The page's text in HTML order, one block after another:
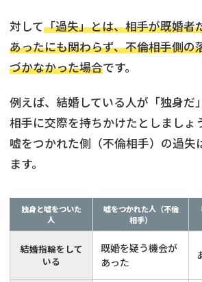
対して「過失」とは、相手が既婚者
あったにも関わらず、不倫相手側の
づかなかった場合です。
例えば、結婚している人が「独身だ
相手に交際を持ちかけたとしましょ
嘘をつかれた側（不倫相手）の過失
ます。
独身と嘘をついた
人
嘘をつかれた人（不倫
相手）
結婚指輪をして
いる
既婚を疑う機会が
あった